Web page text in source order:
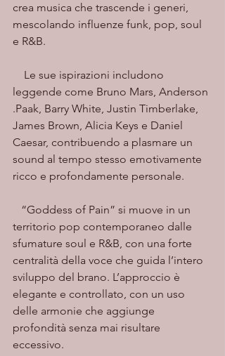
crea musica che trascende i generi,
mescolando influenze funk, pop, soul
e R&B.
leggende come Bruno Mars, Anderson
.Paak, Barry White, Justin Timberlake,
James Brown, Alicia Keys e Daniel
Caesar, contribuendo a plasmare un
sound al tempo stesso emotivamente
ricco e profondamente personale.
territorio pop contemporaneo dalle
sfumature soul e R&B, con una forte
centralità della voce che guida l’intero
sviluppo del brano. L’approccio è
elegante e controllato, con un uso
delle armonie che aggiunge
profondità senza mai risultare
eccessivo.